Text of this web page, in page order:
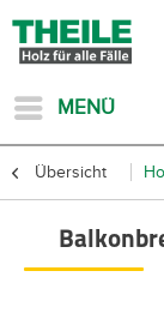
MENÜ
Übersicht